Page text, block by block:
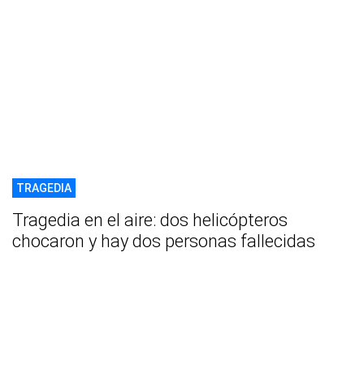
TRAGEDIA
Tragedia en el aire: dos helicópteros
chocaron y hay dos personas fallecidas